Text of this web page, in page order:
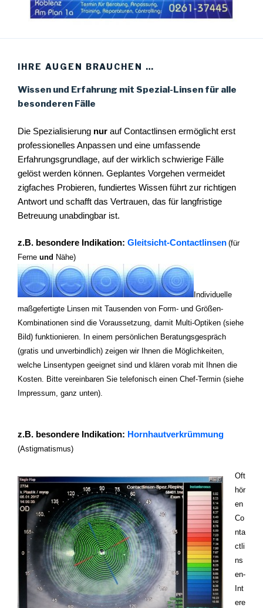
IHRE AUGEN BRAUCHEN …
Wissen und Erfahrung mit Spezial-Linsen für alle
besonderen Fälle
Die Spezialisierung nur auf Contactlinsen ermöglicht erst
professionelles Anpassen und eine umfassende
Erfahrungsgrundlage, auf der wirklich schwierige Fälle
gelöst werden können. Geplantes Vorgehen vermeidet
zigfaches Probieren, fundiertes Wissen führt zur richtigen
Antwort und schafft das Vertrauen, das für langfristige
Betreuung unabdingbar ist.
z.B. besondere Indikation: Gleitsicht-Contactlinsen (für
Ferne und Nähe)
Individuelle
maßgefertigte Linsen mit Tausenden von Form- und Größen-
Kombinationen sind die Voraussetzung, damit Multi-Optiken (siehe
Bild) funktionieren. In einem persönlichen Beratungsgespräch
(gratis und unverbindlich) zeigen wir Ihnen die Möglichkeiten,
welche Linsentypen geeignet sind und klären vorab mit Ihnen die
Kosten. Bitte vereinbaren Sie telefonisch einen Chef-Termin (siehe
Impressum, ganz unten).
z.B. besondere Indikation: Hornhautverkrümmung
(Astigmatismus)
Oft
hör
en
Co
nta
ctli
ns
en-
Int
ere